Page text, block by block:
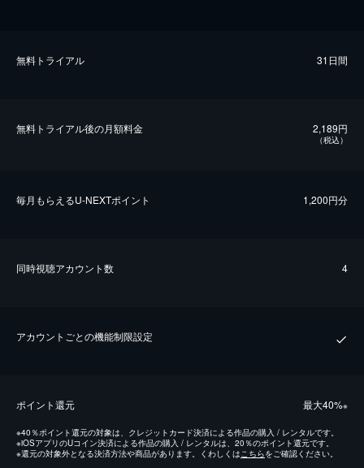
無料トライアル 31日間
無料トライアル後の⽉額料金 2,189円
（税込）
毎⽉もらえるU-NEXTポイント 1,200円分
同時視聴アカウント数 4
アカウントごとの機能制限設定
ポイント還元 最⼤40%※
※40％ポイント還元の対象は、クレジットカード決済による作品の購入 / レンタルです。
※iOSアプリのUコイン決済による作品の購入 / レンタルは、20％のポイント還元です。
※還元の対象外となる決済方法や商品があります。くわしくはこちらをご確認ください。